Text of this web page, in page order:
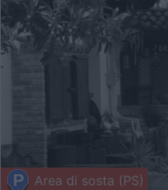
Area di sosta (PS)